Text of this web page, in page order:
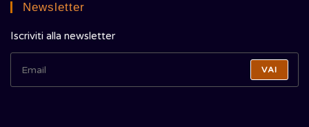
Newsletter
Iscriviti alla newsletter
VAI